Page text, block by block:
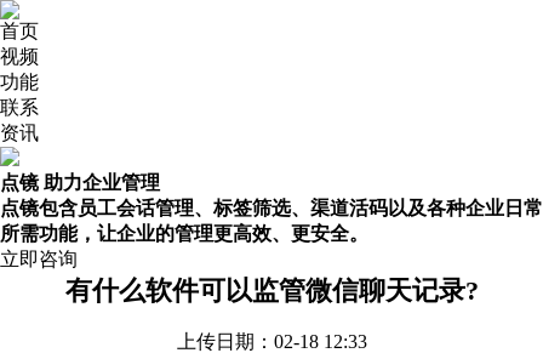
首页
视频
功能
联系
资讯
点镜 助力企业管理
点镜包含员工会话管理、标签筛选、渠道活码以及各种企业日常
所需功能，让企业的管理更高效、更安全。
立即咨询
有什么软件可以监管微信聊天记录?
上传日期：02-18 12:33